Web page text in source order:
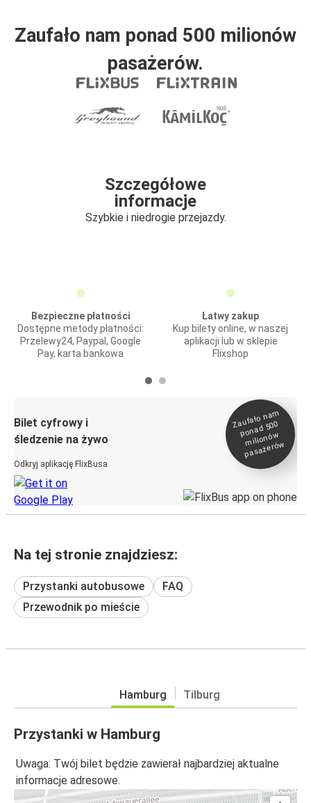
Zaufało nam ponad 500 milionów
pasażerów.
Szczegółowe
informacje
Szybkie i niedrogie przejazdy.
Bezpieczne płatności
Dostępne metody płatności:
Przelewy24, Paypal, Google
Pay, karta bankowa
Łatwy zakup
Kup bilety online, w naszej
aplikacji lub w sklepie
Flixshop
Bilet cyfrowy i
śledzenie na żywo
Odkryj aplikację FlixBusa
Zaufało na
m
ponad 500
milionó
w
pasażeró
w
Na tej stronie znajdziesz:
Przystanki autobusowe
FAQ
Przewodnik po mieście
Hamburg Tilburg
Przystanki w Hamburg
Uwaga: Twój bilet będzie zawierał najbardziej aktualne
informacje adresowe.